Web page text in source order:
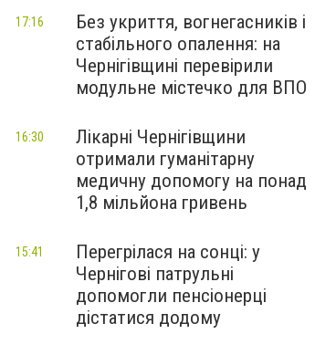
Без укриття, вогнегасників і
стабільного опалення: на
Чернігівщині перевірили
модульне містечко для ВПО
17:16
Лікарні Чернігівщини
отримали гуманітарну
медичну допомогу на понад
1,8 мільйона гривень
16:30
Перегрілася на сонці: у
Чернігові патрульні
допомогли пенсіонерці
дістатися додому
15:41